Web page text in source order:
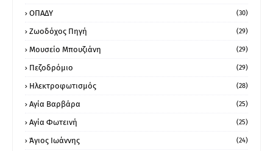
ΟΠΑΔΥ (30)
Ζωοδόχος Πηγή (29)
Μουσείο Μπουζιάνη (29)
Πεζοδρόμιο (29)
Ηλεκτροφωτισμός (28)
Αγία Βαρβάρα (25)
Αγία Φωτεινή (25)
Άγιος Ιωάννης (24)